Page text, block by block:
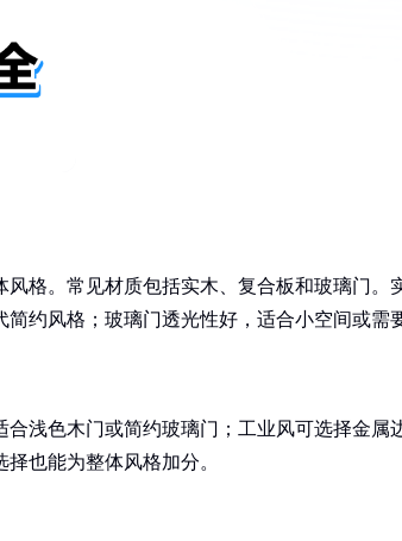
格。常见材质包括实木、复合板和玻璃门。
约风格；玻璃门透光性好，适合小空间或需
浅色木门或简约玻璃门；工业风可选择金属
也能为整体风格加分。